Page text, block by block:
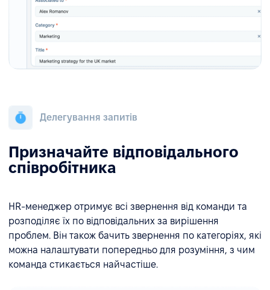
Делегування запитів
Призначайте відповідального
співробітника
HR-менеджер отримує всі звернення від команди та
розподіляє їх по відповідальних за вирішення
проблем. Він також бачить звернення по категоріях, які
можна налаштувати попередньо для розуміння, з чим
команда стикається найчастіше.